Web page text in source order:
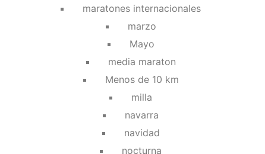
maratones internacionales
marzo
Mayo
media maraton
Menos de 10 km
milla
navarra
navidad
nocturna